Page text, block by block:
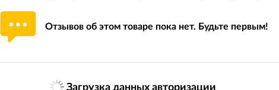
Отзывов об этом товаре пока нет. Будьте первым!
Загрузка данных авторизации